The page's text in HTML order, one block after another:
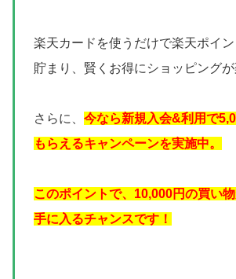
楽天カードを使うだけで楽天ポイ
貯まり、賢くお得にショッピングが
さらに、 今なら新規入会&利用で
もらえるキャンペーンを実施中。
このポイントで、10,000円の買い
手に入るチャンスです！